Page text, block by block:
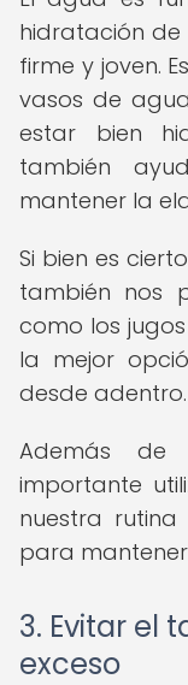
hidratación
firme y joven.
vasos de
estar bien
también
mantener la
Si bien es
también nos
como los
la mejor
desde adentro.
Además de
importante
nuestra
para
3. Evitar el
exceso